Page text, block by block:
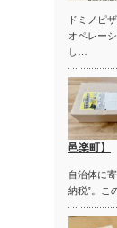
ドミノピ
オペレー
し…
邑楽町】
自治体に
納税”。こ